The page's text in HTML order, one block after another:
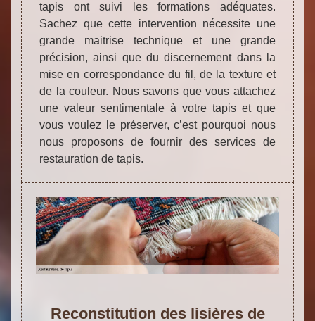
tapis ont suivi les formations adéquates.
Sachez que cette intervention nécessite une
grande maitrise technique et une grande
précision, ainsi que du discernement dans la
mise en correspondance du fil, de la texture et
de la couleur. Nous savons que vous attachez
une valeur sentimentale à votre tapis et que
vous voulez le préserver, c’est pourquoi nous
nous proposons de fournir des services de
restauration de tapis.
Reconstitution des lisières de